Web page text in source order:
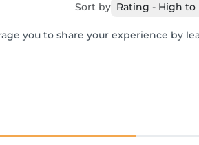
Sort by Rating - High to
you to share your experience by